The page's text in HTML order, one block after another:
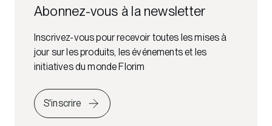
Abonnez-vous à la newsletter
Inscrivez-vous pour recevoir toutes les mises à
jour sur les produits, les événements et les
initiatives du monde Florim
S'inscrire